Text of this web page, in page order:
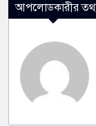
আপলোডকারীর